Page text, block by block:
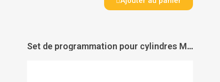
Set de programmation pour cylindres MobileKey - SIMONS VOSS